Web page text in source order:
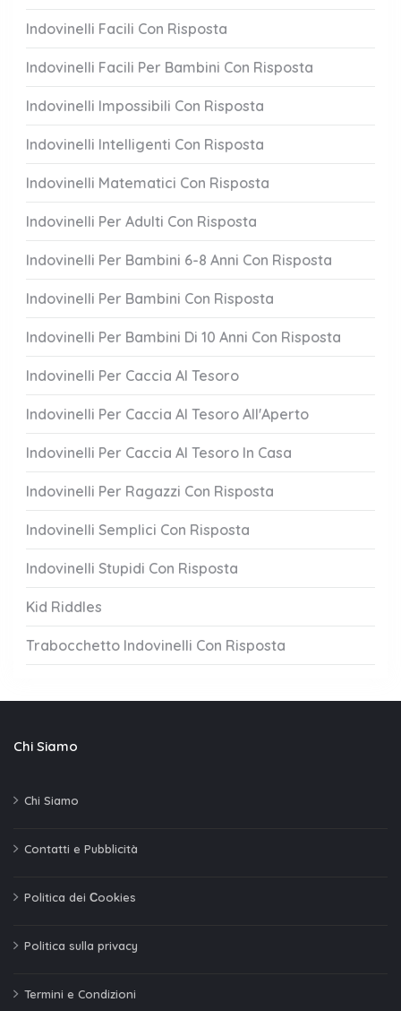
Indovinelli Facili Con Risposta
Indovinelli Facili Per Bambini Con Risposta
Indovinelli Impossibili Con Risposta
Indovinelli Intelligenti Con Risposta
Indovinelli Matematici Con Risposta
Indovinelli Per Adulti Con Risposta
Indovinelli Per Bambini 6-8 Anni Con Risposta
Indovinelli Per Bambini Con Risposta
Indovinelli Per Bambini Di 10 Anni Con Risposta
Indovinelli Per Caccia Al Tesoro
Indovinelli Per Caccia Al Tesoro All'Aperto
Indovinelli Per Caccia Al Tesoro In Casa
Indovinelli Per Ragazzi Con Risposta
Indovinelli Semplici Con Risposta
Indovinelli Stupidi Con Risposta
Kid Riddles
Trabocchetto Indovinelli Con Risposta
Chi Siamo
Chi Siamo
Contatti e Pubblicità
Politica dei Сookies
Politica sulla privacy
Termini e Condizioni